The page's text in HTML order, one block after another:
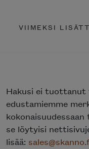
VIIMEKSI
Hakusi ei tuottanut
edustamiemme
se löytyisi
lisää: